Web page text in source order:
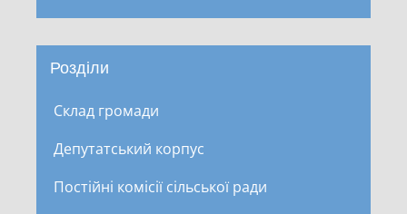
Розділи
Склад громади
Депутатський корпус
Постійні комісії сільської ради